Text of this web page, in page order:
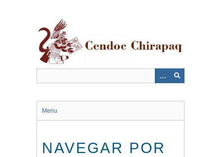
Menu
NAVEGAR POR